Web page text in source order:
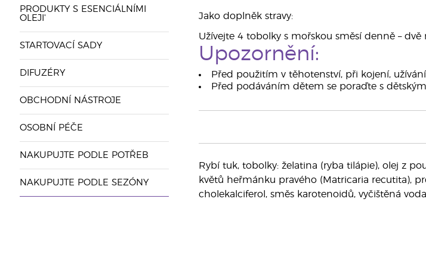
PRODUKTY S ESENCIÁLNÍMI
OLEJI'
STARTOVACÍ SADY
DIFUZÉRY
OBCHODNÍ NÁSTROJE
OSOBNÍ PÉČE
NAKUPUJTE PODLE POTŘEB
NAKUPUJTE PODLE SEZÓNY
Jako doplněk stravy:
Užívejte 4 tobolky s mořskou směsí denně – dvě
Upozornění:
Před použitím v těhotenství, při kojení,
Před podáváním dětem se poraďte s dětským
Rybí tuk, tobolky: želatina (ryba tilápie), olej z
květů heřmánku pravého (Matricaria recutita),
cholekalciferol, směs karotenoidů, vyčištěná voda.